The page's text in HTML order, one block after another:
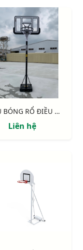
TRỤ BÓNG RỔ ĐIỀU CHỈNH ĐỘ CAO 801818
Liên hệ